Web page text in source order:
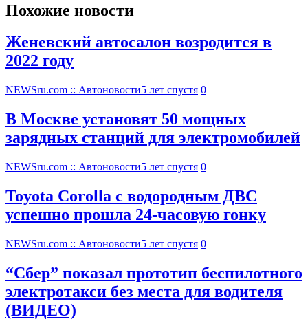
Похожие новости
Женевский автосалон возродится в
2022 году
NEWSru.com :: Автоновости5 лет спустя 0
В Москве установят 50 мощных
зарядных станций для электромобилей
NEWSru.com :: Автоновости5 лет спустя 0
Toyota Corolla с водородным ДВС
успешно прошла 24-часовую гонку
NEWSru.com :: Автоновости5 лет спустя 0
“Сбер” показал прототип беспилотного
электротакси без места для водителя
(ВИДЕО)